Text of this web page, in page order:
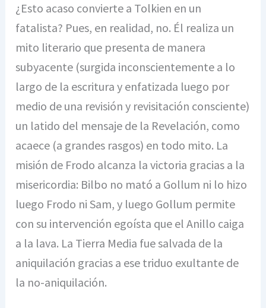
¿Esto acaso convierte a Tolkien en un
fatalista? Pues, en realidad, no. Él realiza un
mito literario que presenta de manera
subyacente (surgida inconscientemente a lo
largo de la escritura y enfatizada luego por
medio de una revisión y revisitación consciente)
un latido del mensaje de la Revelación, como
acaece (a grandes rasgos) en todo mito. La
misión de Frodo alcanza la victoria gracias a la
misericordia: Bilbo no mató a Gollum ni lo hizo
luego Frodo ni Sam, y luego Gollum permite
con su intervención egoísta que el Anillo caiga
a la lava. La Tierra Media fue salvada de la
aniquilación gracias a ese triduo exultante de
la no-aniquilación.